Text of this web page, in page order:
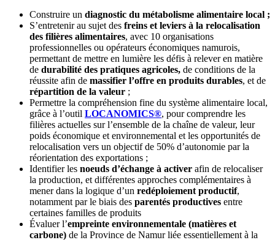
Construire un diagnostic du métabolisme alimentaire local ;
S’entretenir au sujet des freins et leviers à la relocalisation
des filières alimentaires, avec 10 organisations
professionnelles ou opérateurs économiques namurois,
permettant de mettre en lumière les défis à relever en matière
de durabilité des pratiques agricoles, de conditions de la
réussite afin de massifier l’offre en produits durables, et de
répartition de la valeur ;
Permettre la compréhension fine du système alimentaire local,
grâce à l’outil LOCANOMICS®, pour comprendre les
filières actuelles sur l’ensemble de la chaîne de valeur, leur
poids économique et environnemental et les opportunités de
relocalisation vers un objectif de 50% d’autonomie par la
réorientation des exportations ;
Identifier les noeuds d’échange à activer afin de relocaliser
la production, et différentes approches complémentaires à
mener dans la logique d’un redéploiement productif,
notamment par le biais des parentés productives entre
certaines familles de produits
Évaluer l’empreinte environnementale (matières et
carbone) de la Province de Namur liée essentiellement à la